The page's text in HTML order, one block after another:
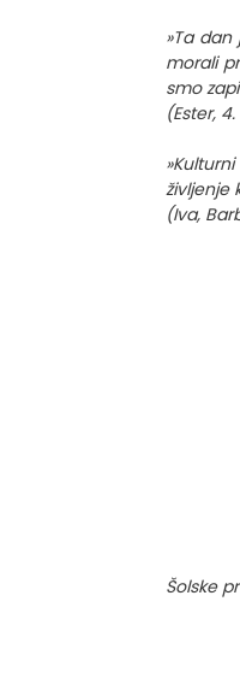
»Ta
morali
smo
(Ester,
življenje
(Iva,
Šolske